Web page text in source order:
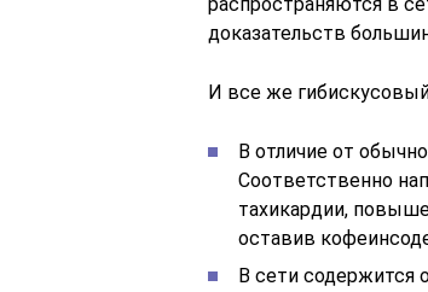
доказательств
И все же
В отличие от
Соответственно
тахикардии,
оставив
В сети содержится